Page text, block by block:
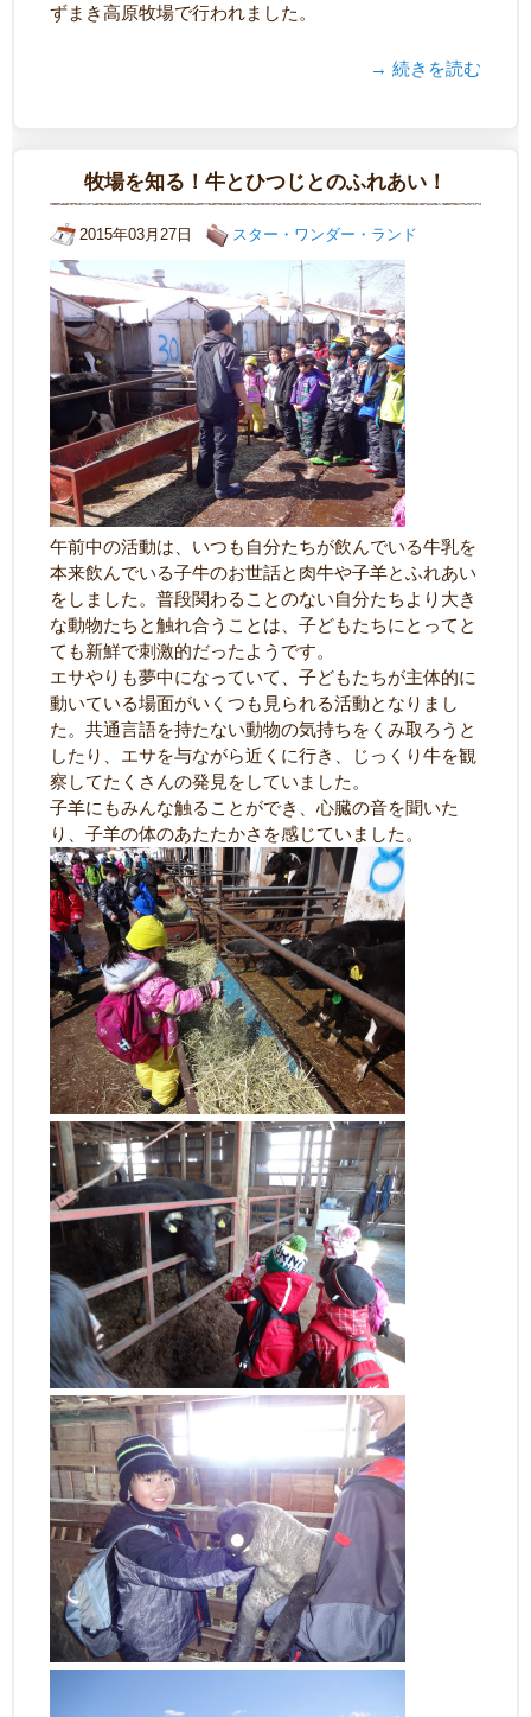
ずまき高原牧場で行われました。
→ 続きを読む
牧場を知る！牛とひつじとのふれあい！
2015年03月27日 スター・ワンダー・ランド
午前中の活動は、いつも自分たちが飲んでいる牛乳を
本来飲んでいる子牛のお世話と肉牛や子羊とふれあい
をしました。普段関わることのない自分たちより大き
な動物たちと触れ合うことは、子どもたちにとってと
ても新鮮で刺激的だったようです。
エサやりも夢中になっていて、子どもたちが主体的に
動いている場面がいくつも見られる活動となりまし
た。共通言語を持たない動物の気持ちをくみ取ろうと
したり、エサを与ながら近くに行き、じっくり牛を観
察してたくさんの発見をしていました。
子羊にもみんな触ることができ、心臓の音を聞いた
り、子羊の体のあたたかさを感じていました。